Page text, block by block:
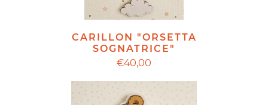
CARILLON "ORSETTA
SOGNATRICE"
€40,00